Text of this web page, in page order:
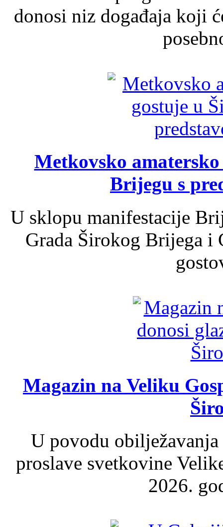
donosi niz događaja koji
Metkovsko
Brijegu s
U sklopu manifestacije
Grada Širokog Brijega
Magazin na Veliku
U povodu
proslave svetkovine
2026.